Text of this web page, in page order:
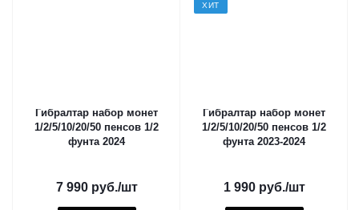
Гибралтар набор монет
1/2/5/10/20/50 пенсов 1/2
фунта 2024
7 990руб./шт
ХИТ
Гибралтар набор монет
1/2/5/10/20/50 пенсов 1/2
фунта 2023-2024
1 990руб./шт